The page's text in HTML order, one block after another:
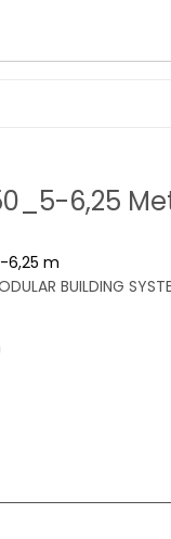
6,25
6,25 m
BUILDING